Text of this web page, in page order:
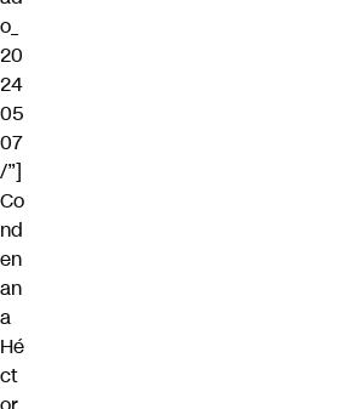
o_
20
24
05
07
/”]
Co
nd
en
an
a
Hé
ct